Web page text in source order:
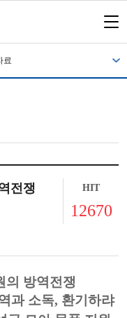
료
전쟁 HIT
12670
의 방역전쟁
과 소독, 환기하랴